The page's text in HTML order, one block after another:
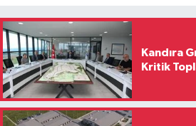
Kandıra
Kritik